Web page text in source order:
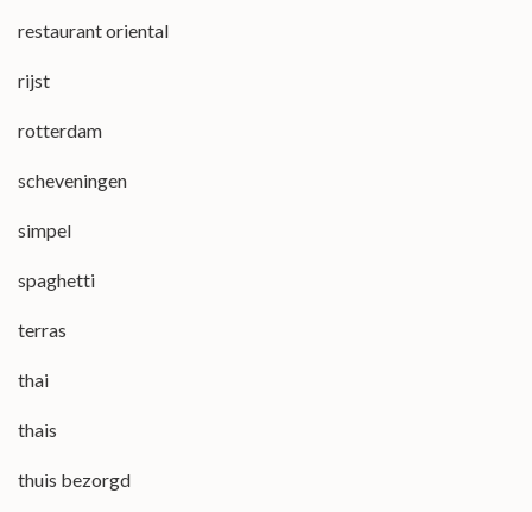
restaurant oriental
rijst
rotterdam
scheveningen
simpel
spaghetti
terras
thai
thais
thuis bezorgd